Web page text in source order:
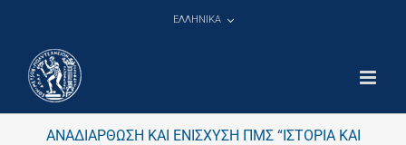
ΕΛΛΗΝΙΚΑ
ΑΝΑΔΙΑΡΘΩΣΗ ΚΑΙ ΕΝΙΣΧΥΣΗ ΠΜΣ “ΙΣΤΟΡΙΑ ΚΑΙ